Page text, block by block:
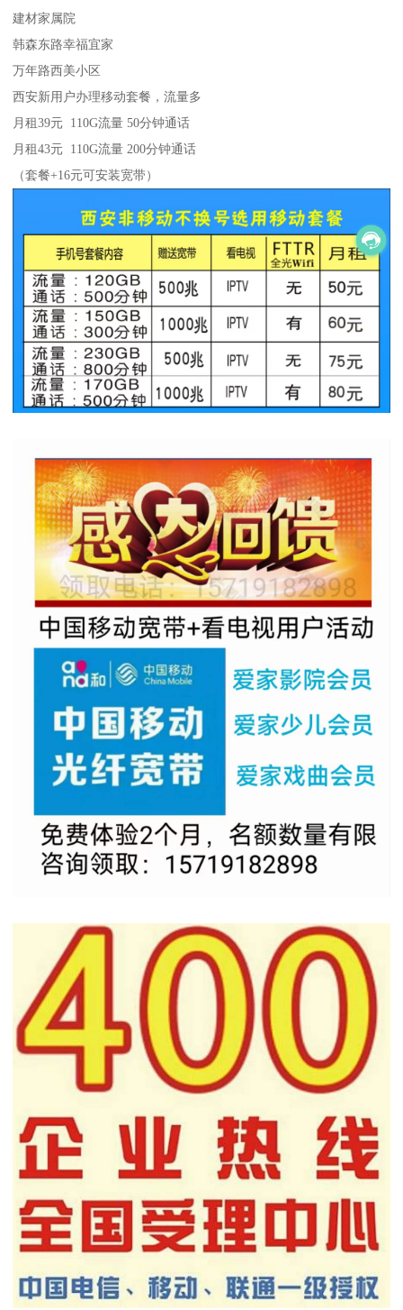
建材家属院
韩森东路幸福宜家
万年路西美小区
西安新用户办理移动套餐，流量多
月租39元 110G流量 50分钟通话
月租43元 110G流量 200分钟通话
（套餐+16元可安装宽带）